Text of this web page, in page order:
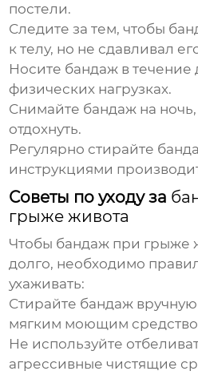
постели.
Следите за тем, чтобы
к телу, но не сдавливал
Носите бандаж в течение
физических нагрузках.
Снимайте бандаж на
отдохнуть.
Регулярно стирайте
инструкциями
Советы по уходу за
грыже живота
Чтобы бандаж при грыже
долго, необходимо
ухаживать:
Стирайте бандаж
мягким моющим
Не используйте
агрессивные чистящие